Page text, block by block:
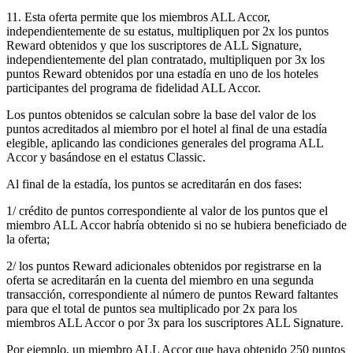
11. Esta oferta permite que los miembros ALL Accor,
independientemente de su estatus, multipliquen por 2x los puntos
Reward obtenidos y que los suscriptores de ALL Signature,
independientemente del plan contratado, multipliquen por 3x los
puntos Reward obtenidos por una estadía en uno de los hoteles
participantes del programa de fidelidad ALL Accor.
Los puntos obtenidos se calculan sobre la base del valor de los
puntos acreditados al miembro por el hotel al final de una estadía
elegible, aplicando las condiciones generales del programa ALL
Accor y basándose en el estatus Classic.
Al final de la estadía, los puntos se acreditarán en dos fases:
1/ crédito de puntos correspondiente al valor de los puntos que el
miembro ALL Accor habría obtenido si no se hubiera beneficiado de
la oferta;
2/ los puntos Reward adicionales obtenidos por registrarse en la
oferta se acreditarán en la cuenta del miembro en una segunda
transacción, correspondiente al número de puntos Reward faltantes
para que el total de puntos sea multiplicado por 2x para los
miembros ALL Accor o por 3x para los suscriptores ALL Signature.
Por ejemplo, un miembro ALL Accor que haya obtenido 250 puntos